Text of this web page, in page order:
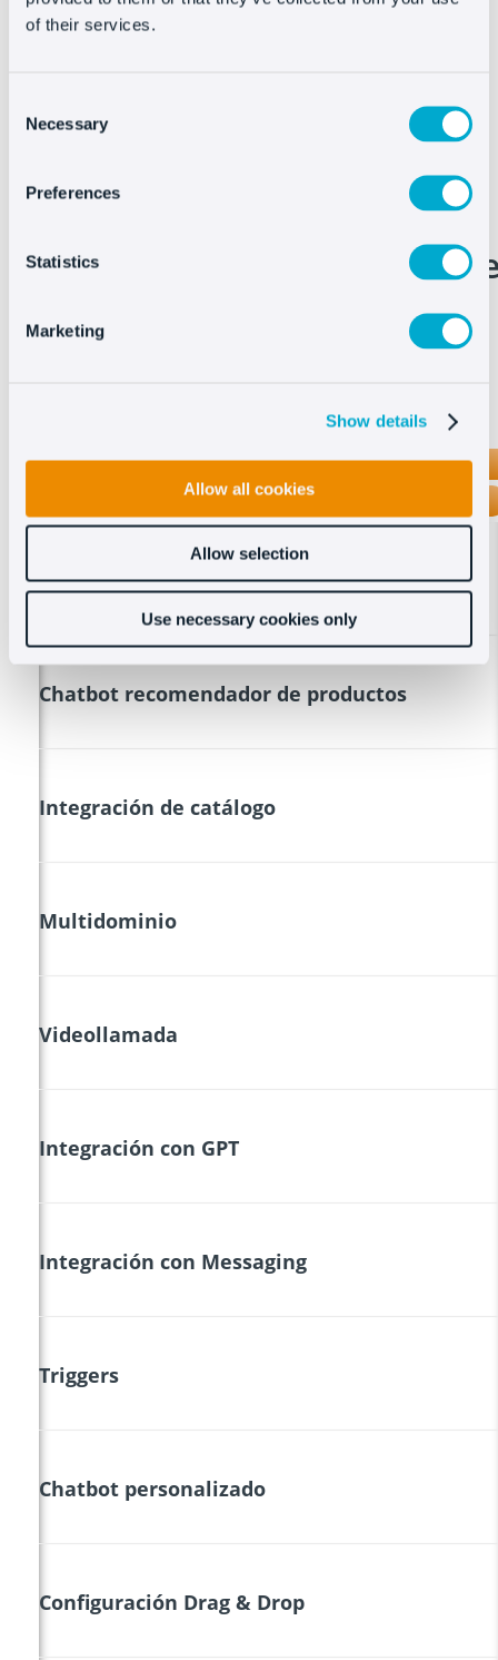
of their services.
Selection
Necessary
Preferences
Statistics
Marketing
Show details
Allow all cookies
Allow selection
Use necessary cookies only
proceso de compra, incluida la post-venta.
funcionalidades de
con las de Landbot
OCT8NE
Covisor
Chatbot recomendador de productos
Integración de catálogo
Multidominio
Videollamada
Integración con GPT
Integración con Messaging
Triggers
Chatbot personalizado
Configuración Drag & Drop